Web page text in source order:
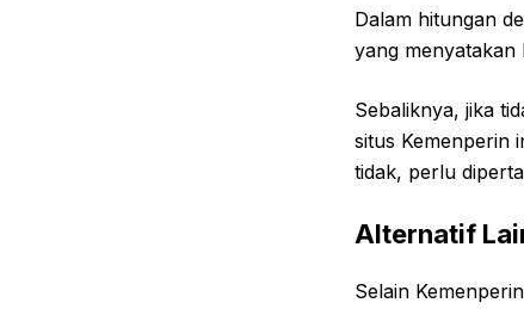
Dalam hitungan
yang menyatakan
Sebaliknya, jika
situs Kemenperin
tidak, perlu
Alternatif
Selain